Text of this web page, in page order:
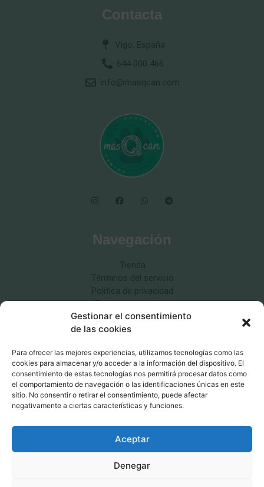
Gestionar el consentimiento
de las cookies
Para ofrecer las mejores experiencias, utilizamos tecnologías como las
cookies para almacenar y/o acceder a la información del dispositivo. El
consentimiento de estas tecnologías nos permitirá procesar datos como
el comportamiento de navegación o las identificaciones únicas en este
sitio. No consentir o retirar el consentimiento, puede afectar
negativamente a ciertas características y funciones.
Aceptar
Denegar
Contacta
Vigo, España
644 000 466
info@masqcan.com
Navegación
Tienda
Términos del servicio
Política de privacidad
Política de cookies
Política de devoluciones
Educación canina respetuosa
MásQcan ©2026